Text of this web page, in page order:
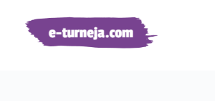
sadržaj